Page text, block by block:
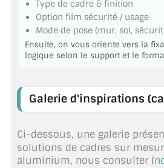
VERRE SUR MESURE
VERRE EXTRACLAIR
VERRE TREMPÉ (SÉCURIT)
PAROI DE DOUCHE
VERRE ANTI-REFLET
Type de cadre & finition
Option film sécurité / usage
Mode de pose (mur, sol,
Ensuite, on vous oriente vers la
logique selon le support et le
Galerie d'inspirations
Ci-dessous, une galerie
solutions de cadres sur
aluminium, nous consulter (